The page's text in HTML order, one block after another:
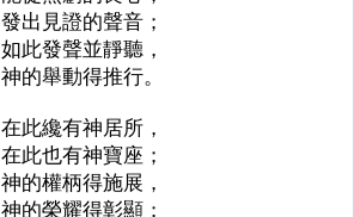
發出見證的聲音；
如此發聲並靜聽，
神的舉動得推行。
在此纔有神居所，
在此也有神寶座；
神的權柄得施展，
神的榮耀得彰顯；